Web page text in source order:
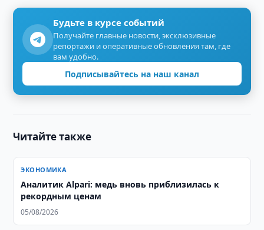
Будьте в курсе событий
Получайте главные новости, эксклюзивные
репортажи и оперативные обновления там, где
вам удобно.
Подписывайтесь на наш канал
Читайте также
ЭКОНОМИКА
Аналитик Alpari: медь вновь приблизилась к
рекордным ценам
05/08/2026